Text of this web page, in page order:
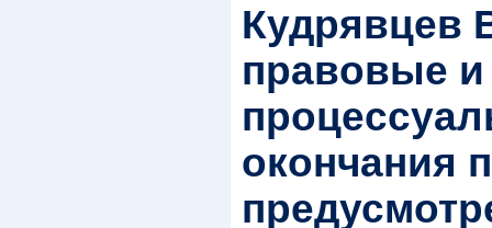
Кудрявцев
правовые и
окончания